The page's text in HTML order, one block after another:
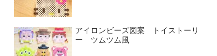
アイロンビーズ図案 トイストーリ
ー ツムツム風